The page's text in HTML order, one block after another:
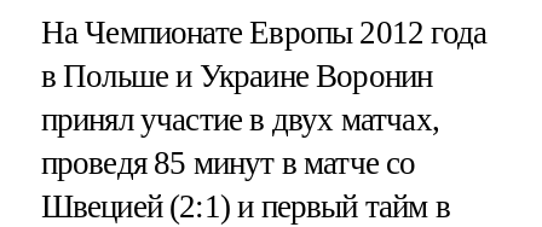
На Чемпионате Европы 2012 года
в Польше и Украине Воронин
принял участие в двух матчах,
проведя 85 минут в матче со
Швецией (2:1) и первый тайм в